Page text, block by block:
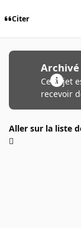
Citer
Archivé
Ce sujet
recevoir
Aller sur la liste